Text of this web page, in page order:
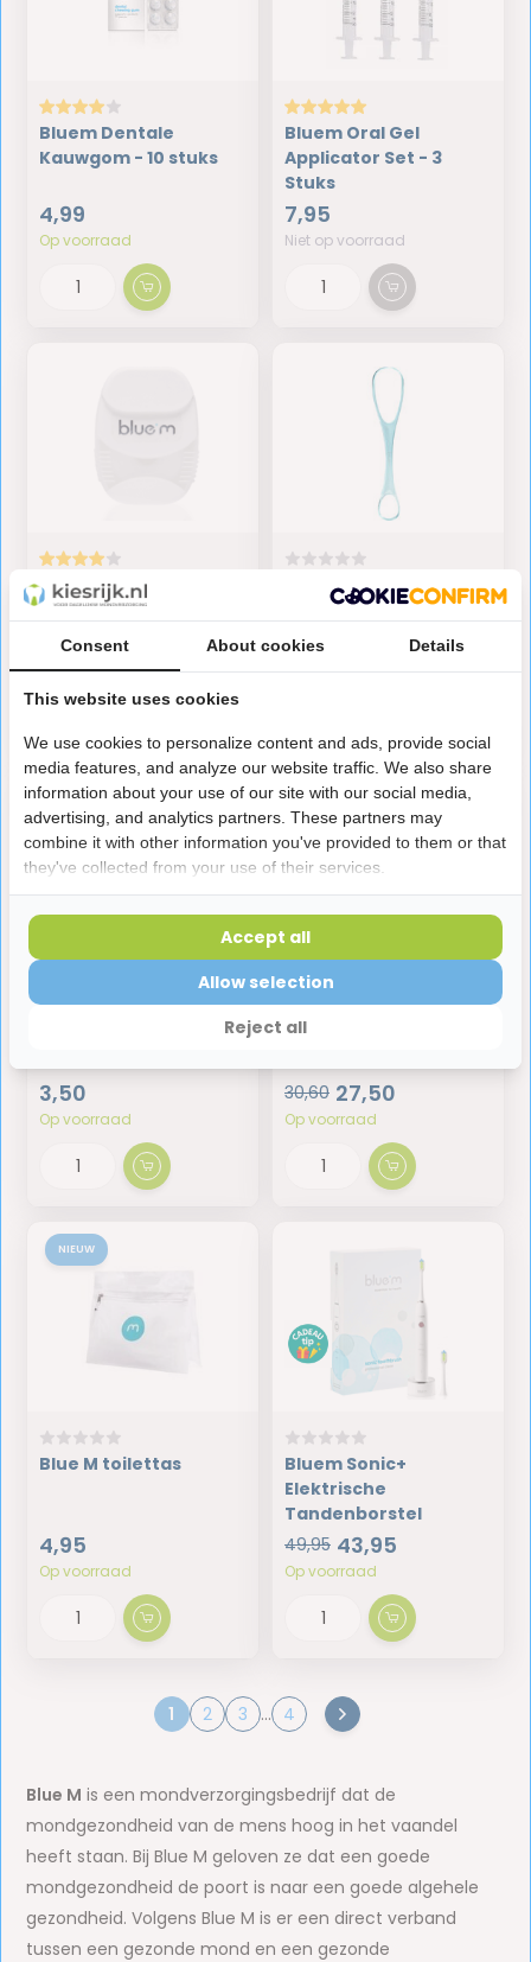
Bluem Dentale
Kauwgom - 10 stuks
4,99
Op voorraad
Bluem Oral Gel
Applicator Set - 3
Stuks
7,95
Niet op voorraad
Bluem Dental Tape -
50 meter
4,35
Op voorraad
Blue M tongschraper
6,35
Op voorraad
Bluem Tandpasta
3,50
Op voorraad
BlueM Dentale
Kauwgom | 6 x 10 stuks
30,60 27,50
Op voorraad
NIEUW
Blue M toilettas
4,95
Op voorraad
Bluem Sonic+
Elektrische
Tandenborstel
49,95 43,95
Op voorraad
1 2 3 ... 4
Blue M is een mondverzorgingsbedrijf dat de
mondgezondheid van de mens hoog in het vaandel
heeft staan. Bij Blue M geloven ze dat een goede
mondgezondheid de poort is naar een goede algehele
gezondheid. Volgens Blue M is er een direct verband
tussen een gezonde mond en een gezonde
Consent About cookies Details
This website uses cookies
We use cookies to personalize content and ads, provide social
media features, and analyze our website traffic. We also share
information about your use of our site with our social media,
advertising, and analytics partners. These partners may
combine it with other information you've provided to them or that
they've collected from your use of their services.
Reject all
Allow selection
Accept all